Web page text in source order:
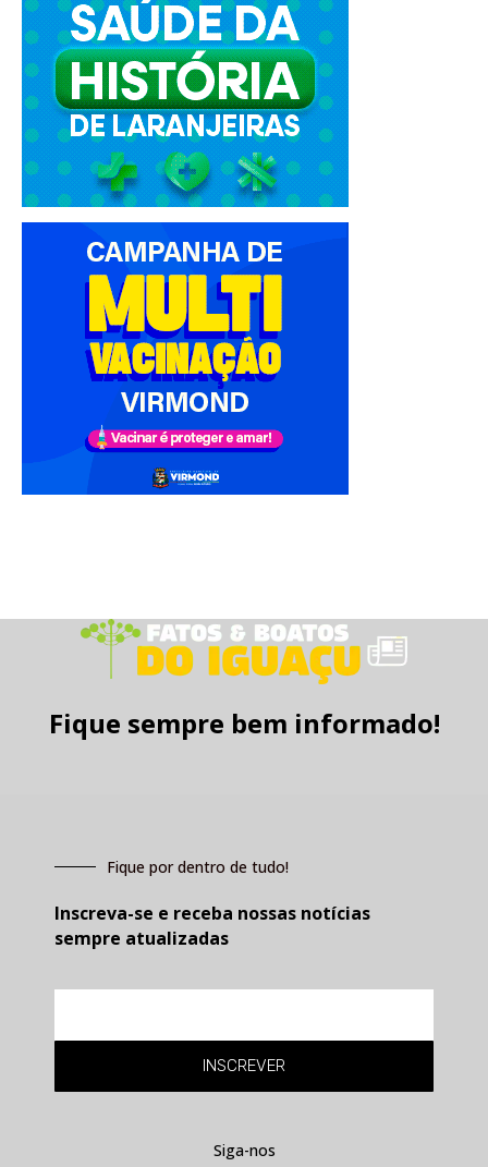
Fique sempre bem informado!
Fique por dentro de tudo!
Inscreva-se e receba nossas notícias
sempre atualizadas
INSCREVER
Siga-nos